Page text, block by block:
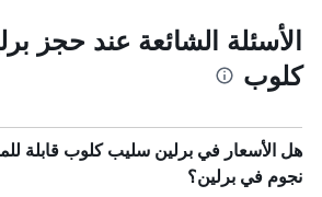
الأسئلة الشائعة عند حجز
كلوب
نجوم في برلين؟